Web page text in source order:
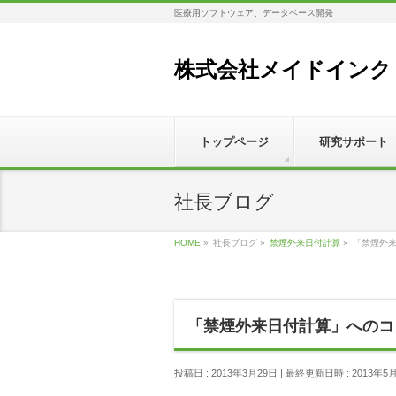
医療用ソフトウェア、データベース開発
株式会社メイドイン
トップページ 研究サポート
社長ブログ
HOME » 社長ブログ » 禁煙外来日付計算 » 「禁煙外
「禁煙外来日付計算」への
投稿日 : 2013年3月29日 最終更新日時 : 2013年5